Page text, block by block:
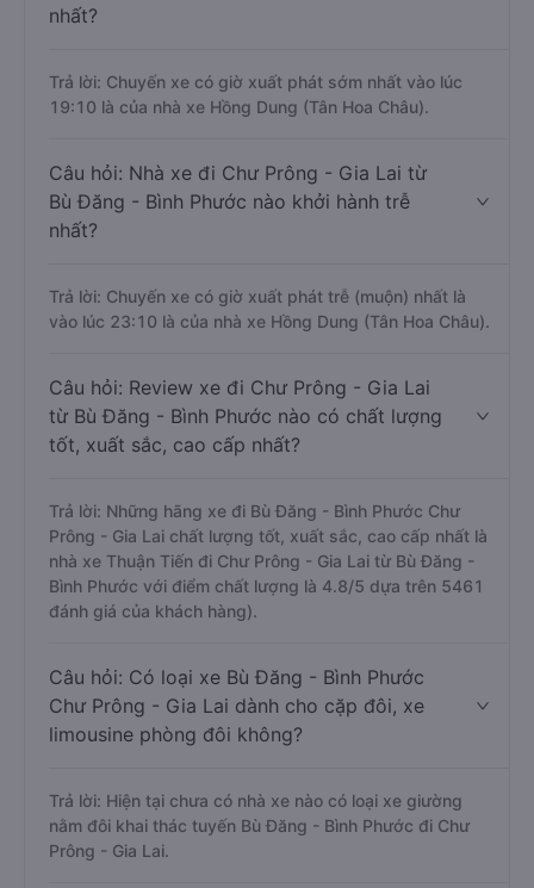
nhất?
Trả lời: Chuyến xe có giờ xuất phát sớm nhất vào lúc
19:10 là của nhà xe Hồng Dung (Tân Hoa Châu).
Câu hỏi: Nhà xe đi Chư Prông - Gia Lai từ
Bù Đăng - Bình Phước nào khởi hành trễ
nhất?
Trả lời: Chuyến xe có giờ xuất phát trễ (muộn) nhất là
vào lúc 23:10 là của nhà xe Hồng Dung (Tân Hoa Châu).
Câu hỏi: Review xe đi Chư Prông - Gia Lai
từ Bù Đăng - Bình Phước nào có chất lượng
tốt, xuất sắc, cao cấp nhất?
Trả lời: Những hãng xe đi Bù Đăng - Bình Phước Chư
Prông - Gia Lai chất lượng tốt, xuất sắc, cao cấp nhất là
nhà xe Thuận Tiến đi Chư Prông - Gia Lai từ Bù Đăng -
Bình Phước với điểm chất lượng là 4.8/5 dựa trên 5461
đánh giá của khách hàng).
Câu hỏi: Có loại xe Bù Đăng - Bình Phước
Chư Prông - Gia Lai dành cho cặp đôi, xe
limousine phòng đôi không?
Trả lời: Hiện tại chưa có nhà xe nào có loại xe giường
nằm đôi khai thác tuyến Bù Đăng - Bình Phước đi Chư
Prông - Gia Lai.